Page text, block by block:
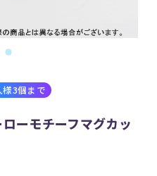
様3個まで
ーモチーフマグカッ